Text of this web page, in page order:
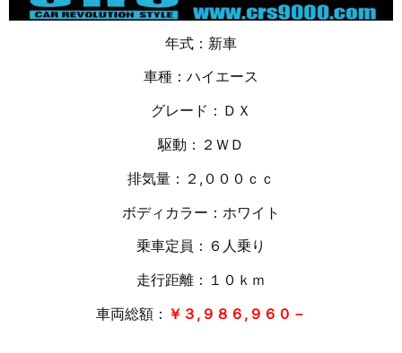
年式：新車
車種：ハイエース
グレード：ＤＸ
駆動：２ＷＤ
排気量：２ ,０００ｃｃ
ボディカラー：ホワイト
乗車定員：６人乗り
走行距離：１０ ｋｍ
車両総額： ￥３,９８６,９６０－